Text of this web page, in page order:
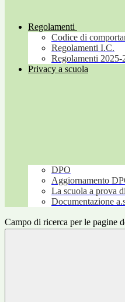
Regolamenti
Codice di
Regolamenti I.C.
Regolamenti 2025-
Privacy a scuola
DPO
Aggiornamento
La scuola a prova
Documentazione
Campo di ricerca per le pagine